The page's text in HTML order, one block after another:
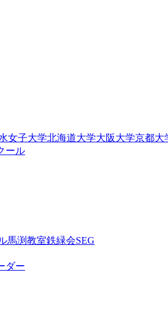
女子大学北海道大学大阪大学京都大
ール
馬渕教室鉄緑会SEG
ダー